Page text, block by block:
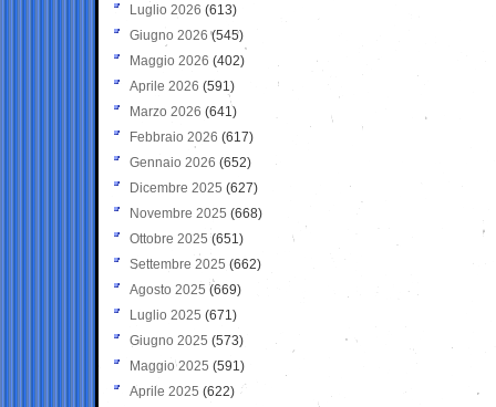
Luglio 2026 (613)
Giugno 2026 (545)
Maggio 2026 (402)
Aprile 2026 (591)
Marzo 2026 (641)
Febbraio 2026 (617)
Gennaio 2026 (652)
Dicembre 2025 (627)
Novembre 2025 (668)
Ottobre 2025 (651)
Settembre 2025 (662)
Agosto 2025 (669)
Luglio 2025 (671)
Giugno 2025 (573)
Maggio 2025 (591)
Aprile 2025 (622)